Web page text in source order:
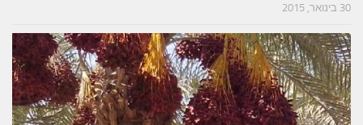
30 בינואר, 2015